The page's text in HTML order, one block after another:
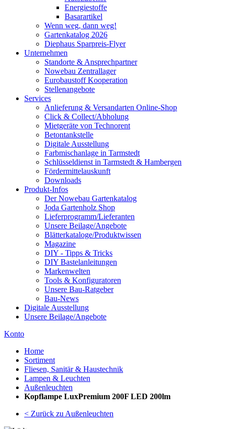
Energiestoffe
Basarartikel
Wenn weg, dann weg!
Gartenkatalog 2026
Diephaus Sparpreis-Flyer
Unternehmen
Standorte & Ansprechpartner
Nowebau Zentrallager
Eurobaustoff Kooperation
Stellenangebote
Services
Anlieferung & Versandarten Online-Shop
Click & Collect/Abholung
Mietgeräte von Technorent
Betontankstelle
Digitale Ausstellung
Farbmischanlage in Tarmstedt
Schlüsseldienst in Tarmstedt & Hambergen
Fördermittelauskunft
Downloads
Produkt-Infos
Der Nowebau Gartenkatalog
Joda Gartenholz Shop
Lieferprogramm/Lieferanten
Unsere Beilage/Angebote
Blätterkataloge/Produktwissen
Magazine
DIY - Tipps & Tricks
DIY Bastelanleitungen
Markenwelten
Tools & Konfiguratoren
Unsere Bau-Ratgeber
Bau-News
Digitale Ausstellung
Unsere Beilage/Angebote
Konto
Home
Sortiment
Fliesen, Sanitär & Haustechnik
Lampen & Leuchten
Außenleuchten
Kopflampe LuxPremium 200F LED 200lm
< Zurück zu Außenleuchten